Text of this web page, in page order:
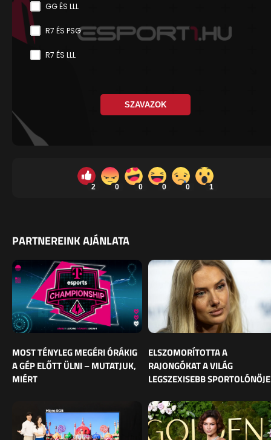
GG ÉS LLL
R7 ÉS PSG
R7 ÉS LLL
SZAVAZOK
2 0 0 0 0 1
PARTNEREINK AJÁNLATA
MOST TÉNYLEG MEGÉRI ÓRÁKIG
A GÉP ELŐTT ÜLNI – MUTATJUK,
MIÉRT
ELSZOMORÍTOTTA A
RAJONGÓKAT A VILÁG
LEGSZEXISEBB SPORTOLÓNŐJE